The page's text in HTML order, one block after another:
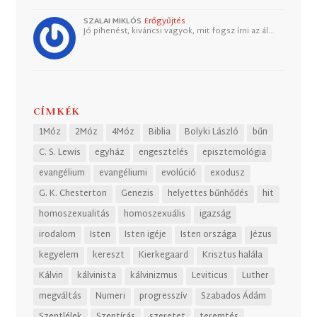
SZALAI MIKLÓS Erőgyűjtés
Jó pihenést, kiváncsi vagyok, mit fogsz írni az ál…
CÍMKÉK
1Móz 2Móz 4Móz Biblia Bolyki László
bűn
C. S. Lewis
egyház engesztelés
episztemológia
evangélium
evangéliumi evolúció
exodusz
G. K. Chesterton
Genezis helyettes bűnhődés
hit
homoszexualitás
homoszexuális
igazság
irodalom
Isten Isten igéje Isten országa
Jézus
kegyelem
kereszt Kierkegaard
Krisztus halála
Kálvin
kálvinista kálvinizmus Leviticus
Luther
megváltás
Numeri progresszív
Szabados Ádám